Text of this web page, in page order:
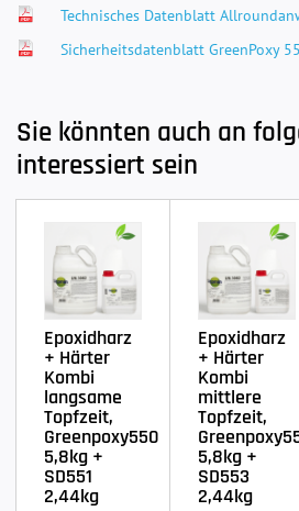
Technisches Datenblatt
Sicherheitsdatenblatt GreenPoxy
Sie könnten auch an
interessiert sein
Epoxidharz
+ Härter
Kombi
langsame
Topfzeit,
Greenpoxy550
5,8kg +
SD551
2,44kg
Epoxidharz
+ Härter
Kombi
mittlere
Topfzeit,
5,8kg +
SD553
2,44kg